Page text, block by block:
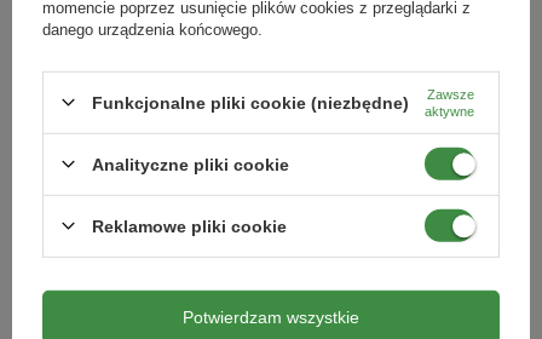
Wysokość sprzedawanej rośliny to około 50 - 70 cm.
dlatego może przyjść w innym terminie niż pozostałe
zamówione produkty.
balkony tarasy donice rabaty kwiatowe
Sadzonka 15-25 cm
49,49 zł
(Spiraea Japonica Little Princess)
Kategorie powiązane
momencie poprzez usunięcie plików cookies z przeglądarki z
danego urządzenia końcowego.
Funkcjonalne pliki cookie (niezbędne)
Zawsze
aktywne
Analityczne pliki cookie
Reklamowe pliki cookie
Potwierdzam wszystkie